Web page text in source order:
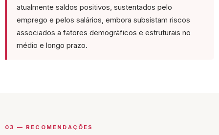
atualmente saldos positivos, sustentados pelo
emprego e pelos salários, embora subsistam riscos
associados a fatores demográficos e estruturais no
médio e longo prazo.
03 — RECOMENDAÇÕES